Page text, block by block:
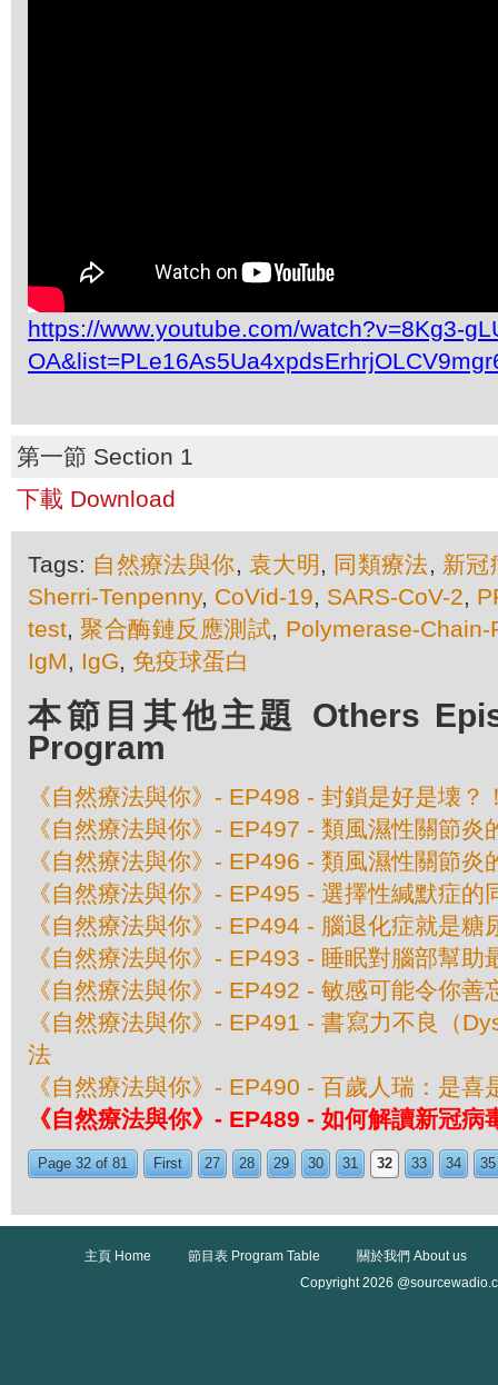
https://www.youtube.com/watch?v=8Kg3-
第一節 Section 1
下載 Download
Tags: 自然療法與你, 袁大明 , 同類療法, 新冠
Sherri-Tenpenny, CoVid-19, SARS-CoV-2,
test, 聚合酶鏈反應測試, Polymerase-Chain-
IgM, IgG, 免疫球蛋白
本節目其他主題 Others
Program
《自然療法與你》- EP498 - 封鎖是好是壊？
《自然療法與你》- EP497 - 類風濕性關節炎
《自然療法與你》- EP496 - 類風濕性關節炎
《自然療法與你》- EP495 - 選擇性緘默症的
《自然療法與你》- EP494 - 腦退化症就是糖
《自然療法與你》- EP493 - 睡眠對腦部幫助
《自然療法與你》- EP492 - 敏感可能令你善
《自然療法與你》- EP491 - 書寫力不良（
法
《自然療法與你》- EP490 - 百歲人瑞：是喜
《自然療法與你》- EP489 - 如何解讀新冠病
Page 32 of 81 First 27 28 29 30 31 32 33 34 35
主頁 Home 節目表 Program Table
關於我們 About us
Copyright 2026